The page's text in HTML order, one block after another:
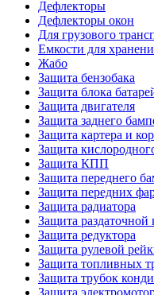
Дефлекторы
Дефлекторы окон
Для грузового
Емкости для
Жабо
Защита бензобака
Защита блока
Защита двигателя
Защита заднего
Защита картера и
Защита
Защита КПП
Защита переднего
Защита передних
Защита радиатора
Защита раздаточной
Защита редуктора
Защита рулевой
Защита топливных
Защита трубок
Защита